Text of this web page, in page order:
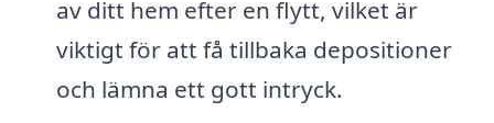
av ditt hem efter en flytt, vilket är
viktigt för att få tillbaka depositioner
och lämna ett gott intryck.